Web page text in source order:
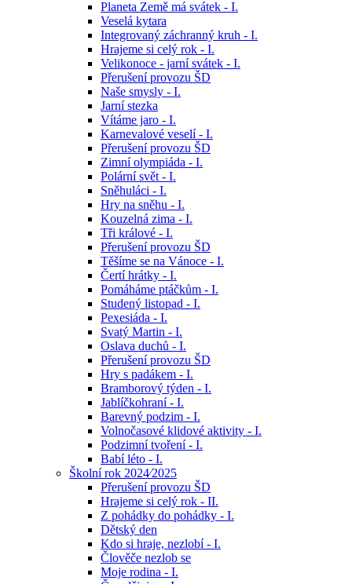
Planeta Země má svátek - I.
Veselá kytara
Integrovaný záchranný kruh - I.
Hrajeme si celý rok - I.
Velikonoce - jarní svátek - I.
Přerušení provozu ŠD
Naše smysly - I.
Jarní stezka
Vítáme jaro - I.
Karnevalové veselí - I.
Přerušení provozu ŠD
Zimní olympiáda - I.
Polární svět - I.
Sněhuláci - I.
Hry na sněhu - I.
Kouzelná zima - I.
Tři králové - I.
Přerušení provozu ŠD
Těšíme se na Vánoce - I.
Čertí hrátky - I.
Pomáháme ptáčkům - I.
Studený listopad - I.
Pexesiáda - I.
Svatý Martin - I.
Oslava duchů - I.
Přerušení provozu ŠD
Hry s padákem - I.
Bramborový týden - I.
Jablíčkohraní - I.
Barevný podzim - I.
Volnočasové klidové aktivity - I.
Podzimní tvoření - I.
Babí léto - I.
Školní rok 2024⁄2025
Přerušení provozu ŠD
Hrajeme si celý rok - II.
Z pohádky do pohádky - I.
Dětský den
Kdo si hraje, nezlobí - I.
Člověče nezlob se
Moje rodina - I.